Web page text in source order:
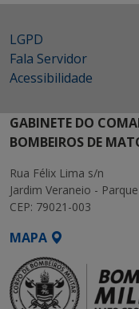
LGPD
Fala Servidor
Acessibilidade
GABINETE DO
BOMBEIROS DE
Rua Félix Lima s/n
Jardim Veraneio -
CEP: 79021-003
MAPA